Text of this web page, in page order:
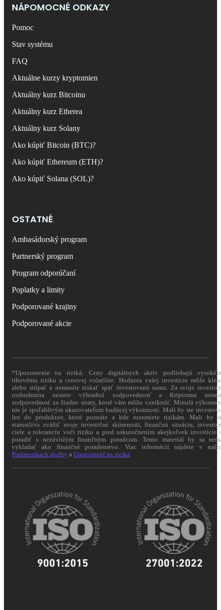
NÁPOMOCNÉ ODKAZY
Pomoc
Stav systému
FAQ
Aktuálne kurzy kryptomien
Aktuálny kurz Bitcoinu
Aktuálny kurz Etherea
Aktuálny kurz Solany
Ako kúpiť Bitcoin (BTC)?
Ako kúpiť Ethereum (ETH)?
Ako kúpiť Solana (SOL)?
OSTATNÉ
Ambasádorský program
Partnerský program
Program odporúčaní
Poplatky a limity
Podporované krajiny
Podporované akcie
*Upozornenie na riziká: Ceny digitálnych aktív podliehajú
trhovému riziku a cenovej volatilite. Hodnota vašej investície môže
alebo stúpať a nemusíte získať späť investovanú sumu. Za svoje
rozhodnutia nesiete výhradnú zodpovednosť a Kriptomat
zodpovednosť za žiadne straty, ktoré vám môžu vzniknúť. Minulá
nie je spoľahlivým ukazovateľom budúcej výkonnosti. Mali by ste
len do produktov, ktoré poznáte a kde rozumiete rizikám. Mali by
starostlivo zvážiť svoje investičné skúsenosti, finančnú situáciu,
ciele a toleranciu voči riziku a pred uskutočnením akejkoľvek investície
poradiť s nezávislým finančným poradcom. Tento materiál by sa
vykladať ako finančné poradenstvo. Viac informácií nájdete v
Podmienkach služby a Upozornení na riziká